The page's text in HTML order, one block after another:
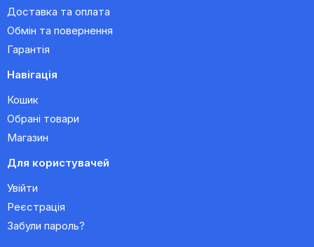
Доставка та оплата
Обмін та повернення
Гарантія
Навігація
Кошик
Обрані товари
Магазин
Для користувачей
Увійти
Реєстрація
Забули пароль?